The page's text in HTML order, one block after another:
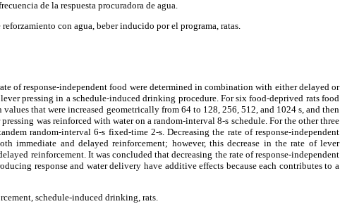
de la respuesta procuradora de agua.
con agua, beber inducido por el programa, ratas.
of response-independent food were determined in combination with either delayed or
pressing in a schedule-induced drinking procedure. For six food-deprived rats food
that were increased geometrically from 64 to 128, 256, 512, and 1024 s, and then
was reinforced with water on a random-interval 8-s schedule. For the other three
random-interval 6-s fixed-time 2-s. Decreasing the rate of response-independent
immediate and delayed reinforcement; however, this decrease in the rate of lever
reinforcement. It was concluded that decreasing the rate of response-independent
response and water delivery have additive effects because each contributes to a
schedule-induced drinking, rats.